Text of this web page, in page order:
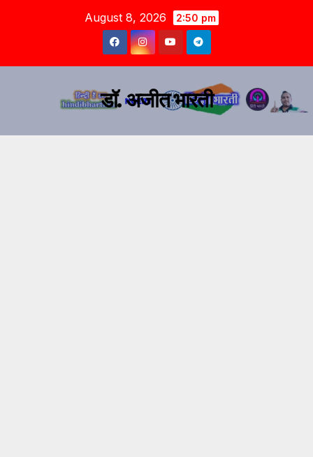
August 8, 2026 2:50 pm
डॉ. अजीत भारती